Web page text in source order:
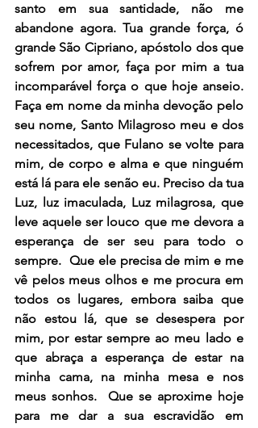
santo em sua santidade, não me
abandone agora. Tua grande força, ó
grande São Cipriano, apóstolo dos que
sofrem por amor, faça por mim a tua
incomparável força o que hoje anseio.
Faça em nome da minha devoção pelo
seu nome, Santo Milagroso meu e dos
necessitados, que Fulano se volte para
mim, de corpo e alma e que ninguém
está lá para ele senão eu. Preciso da tua
Luz, luz imaculada, Luz milagrosa, que
leve aquele ser louco que me devora a
esperança de ser seu para todo o
sempre.  Que ele precisa de mim e me
vê pelos meus olhos e me procura em
todos os lugares, embora saiba que
não estou lá, que se desespera por
mim, por estar sempre ao meu lado e
que abraça a esperança de estar na
minha cama, na minha mesa e nos
meus sonhos.  Que se aproxime hoje
para me dar a sua escravidão em